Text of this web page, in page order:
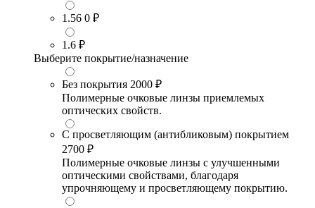
1.56 0 ₽
1.6 ₽
Выберите покрытие/назначение
Без покрытия 2000 ₽
Полимерные очковые линзы приемлемых
оптических свойств.
С просветляющим (антибликовым) покрытием
2700 ₽
Полимерные очковые линзы с улучшенными
оптическими свойствами, благодаря
упрочняющему и просветляющему покрытию.